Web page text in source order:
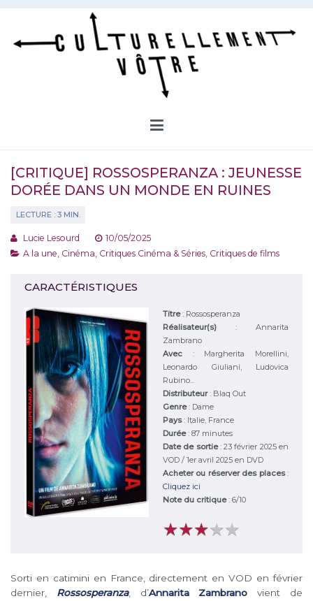
Aller
contenu
[CRITIQUE] ROSSOSPERANZA : JEUNESSE
DORÉE DANS UN MONDE EN RUINES
Lucie Lesourd
10/05/2025
A la une Cinéma Critiques Cinéma & Séries Critiques de films
CARACTÉRISTIQUES
Titre: Rossosperanza
Réalisateur(s):Annarita
Zambrano
Avec : Margherita Morellini,
Leonardo Giuliani, Ludovica
Rubino...
Distributeur: Blaq Out
Genre: Dame
Pays: Italie, France
Durée:87 minutes
Date de sortie: 23 février 2025 en
VOD / 1er avril 2025 en DVD
Acheter ou réserver des places:
Cliquez ici
Note du critique:6/10
★★★★★
★★★★★
Sorti en catimini en France, directement en VOD en février
dernier, Rossosperanza, d’Annarita Zambrano vient de